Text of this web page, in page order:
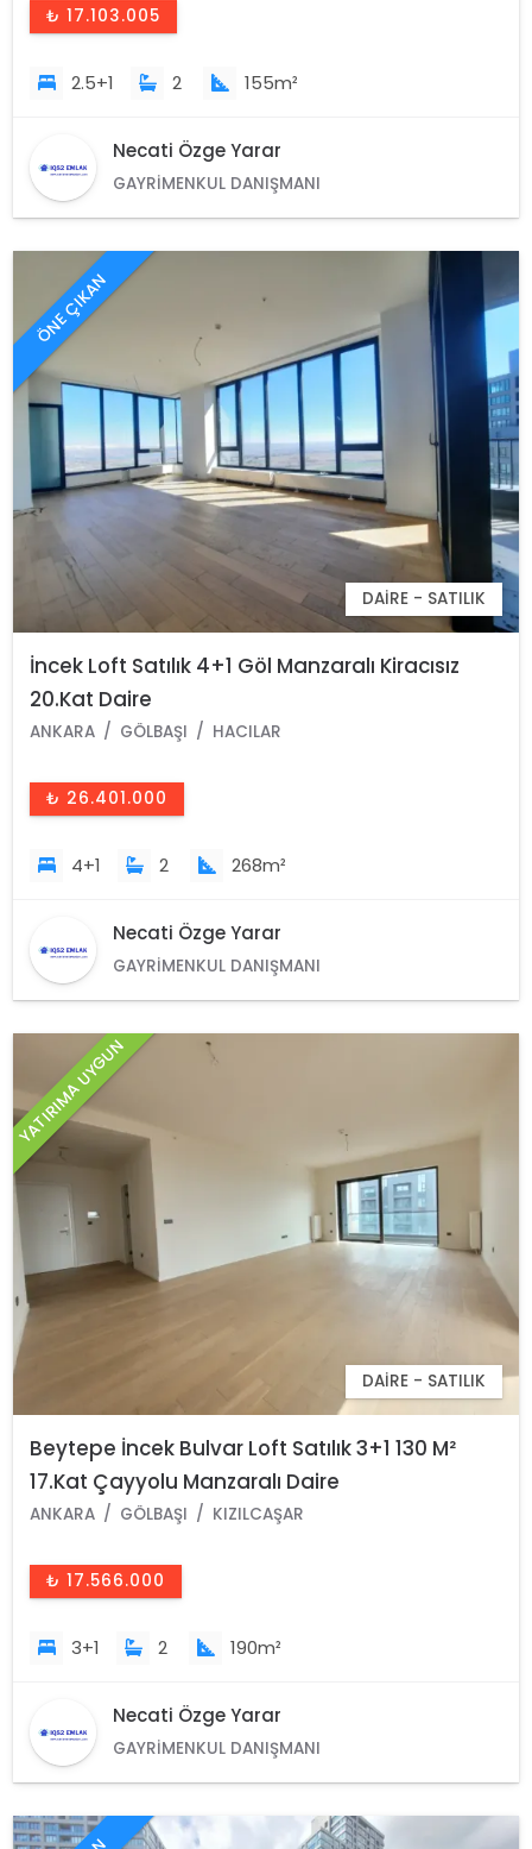
₺ 17.103.005
2.5+1 2 155m²
Necati Özge Yarar
GAYRIMENKUL DANIŞMANI
ÖNE ÇIKAN
DAIRE - SATILIK
İncek Loft Satılık 4+1 Göl Manzaralı Kiracısız
20.Kat Daire
ANKARA GÖLBAŞI HACILAR
₺ 26.401.000
4+1 2 268m²
Necati Özge Yarar
GAYRIMENKUL DANIŞMANI
YATIRIMA UYGUN
DAIRE - SATILIK
Beytepe İncek Bulvar Loft Satılık 3+1 130 M²
17.Kat Çayyolu Manzaralı Daire
ANKARA GÖLBAŞI KIZILCAŞAR
₺ 17.566.000
3+1 2 190m²
Necati Özge Yarar
GAYRIMENKUL DANIŞMANI